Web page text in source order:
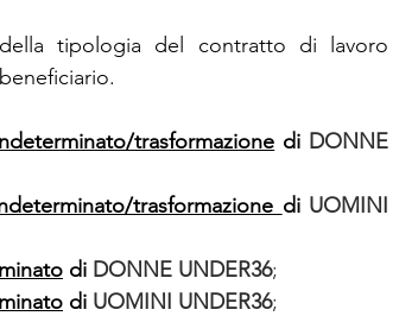
tipologia del contratto di lavoro
trasformazione di DONNE
trasformazione di UOMINI
di DONNE UNDER36;
di UOMINI UNDER36;